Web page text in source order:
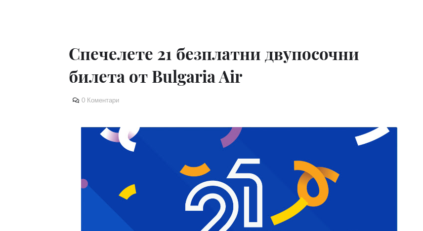
Спечелете 21 безплатни двупосочни
билета от Bulgaria Air
0 Коментари